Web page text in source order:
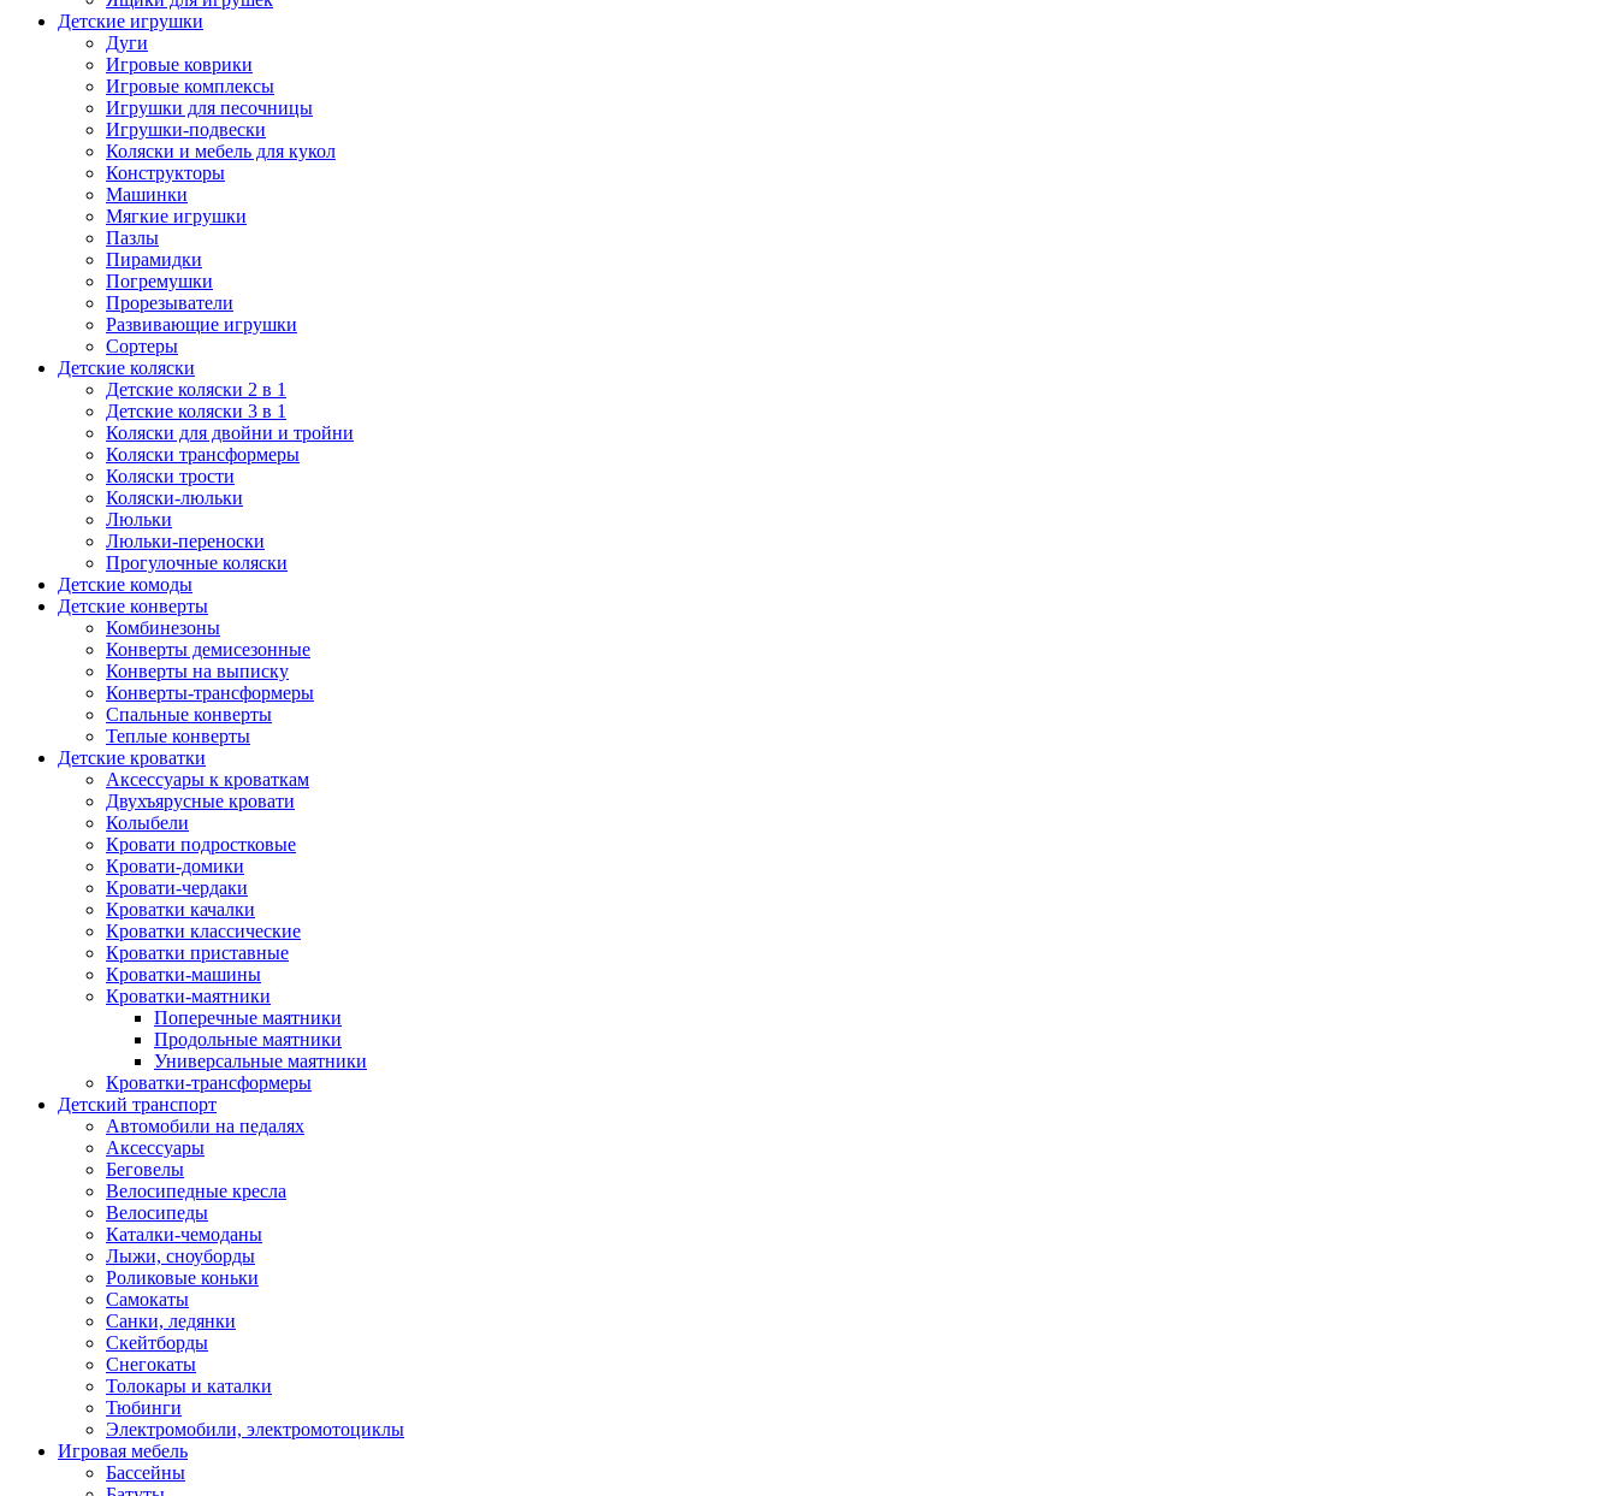
Детские игрушки
Дуги
Игровые коврики
Игровые комплексы
Игрушки для песочницы
Игрушки-подвески
Коляски и мебель для кукол
Конструкторы
Машинки
Мягкие игрушки
Пазлы
Пирамидки
Погремушки
Прорезыватели
Развивающие игрушки
Сортеры
Детские коляски
Детские коляски 2 в 1
Детские коляски 3 в 1
Коляски для двойни и тройни
Коляски трансформеры
Коляски трости
Коляски-люльки
Люльки
Люльки-переноски
Прогулочные коляски
Детские комоды
Детские конверты
Комбинезоны
Конверты демисезонные
Конверты на выписку
Конверты-трансформеры
Спальные конверты
Теплые конверты
Детские кроватки
Аксессуары к кроваткам
Двухъярусные кровати
Колыбели
Кровати подростковые
Кровати-домики
Кровати-чердаки
Кроватки качалки
Кроватки классические
Кроватки приставные
Кроватки-машины
Кроватки-маятники
Поперечные маятники
Продольные маятники
Универсальные маятники
Кроватки-трансформеры
Детский транспорт
Автомобили на педалях
Аксессуары
Беговелы
Велосипедные кресла
Велосипеды
Каталки-чемоданы
Лыжи, сноуборды
Роликовые коньки
Самокаты
Санки, ледянки
Скейтборды
Снегокаты
Толокары и каталки
Тюбинги
Электромобили, электромотоциклы
Игровая мебель
Бассейны